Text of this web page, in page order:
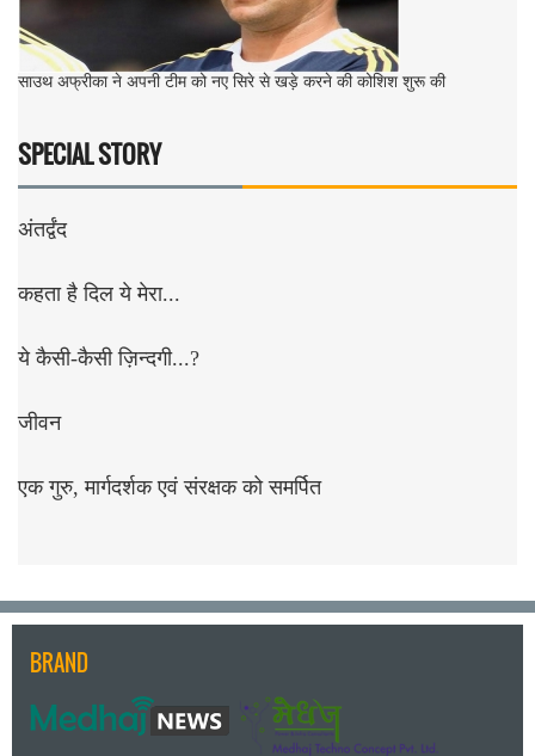
साउथ अफ्रीका ने अपनी टीम को नए सिरे से खड़े करने की कोशिश शुरू की
SPECIAL STORY
अंतर्द्वंद
कहता है दिल ये मेरा...
ये कैसी-कैसी ज़िन्दगी...?
जीवन
एक गुरु, मार्गदर्शक एवं संरक्षक को समर्पित
BRAND